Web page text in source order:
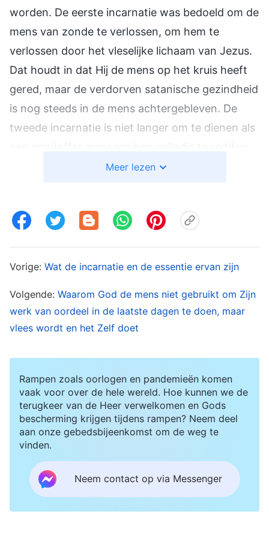
worden. De eerste incarnatie was bedoeld om de
mens van zonde te verlossen, om hem te
verlossen door het vleselijke lichaam van Jezus.
Dat houdt in dat Hij de mens op het kruis heeft
gered, maar de verdorven satanische gezindheid
is nog steeds in de mens achtergebleven. De
tweede incarnatie is niet langer om te dienen als
die van zonde waren verlost. Dit is gedaan,
gereinigd kunnen worden en door het verkrijgen
vrijkomen van Satans duistere invloed en voor
deze manier kan de mens volledig worden
geheiligd. Nadat het Tijdperk van de Wet ten
Genade aanbrak, begon God met het
reddingswerk, hetgeen voortduurt tot de laatste
dagen waarin Hij de mensheid vanwege zijn
opstandigheid volledig zal zuiveren door het
oordelen en het tuchtigen van het menselijke
en de rust binnengaan. Daarom is God in de drie
werkfases slechts tweemaal vleesgeworden om
Zijn werk Zelf te midden van de mensheid uit te
Meer lezen
Vorige: Wat de incarnatie en de essentie ervan zijn
Volgende: Waarom God de mens niet gebruikt om Zijn
werk van oordeel in de laatste dagen te doen, maar
vlees wordt en het Zelf doet
Rampen zoals oorlogen en pandemieën komen
vaak voor over de hele wereld. Hoe kunnen we de
terugkeer van de Heer verwelkomen en Gods
bescherming krijgen tijdens rampen? Neem deel
aan onze gebedsbijeenkomst om de weg te
vinden.
Neem contact op via Messenger